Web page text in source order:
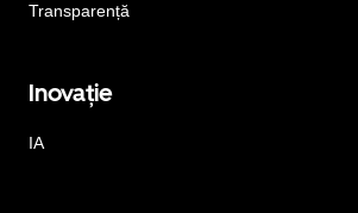
Transparență
Inovație
IA